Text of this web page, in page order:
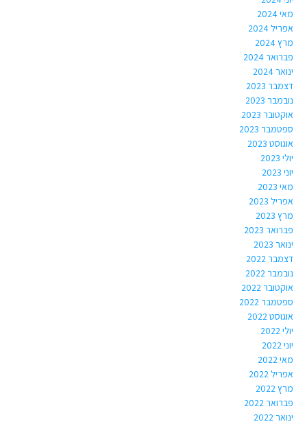
מאי 2024
אפריל 2024
מרץ 2024
פברואר 2024
ינואר 2024
דצמבר 2023
נובמבר 2023
אוקטובר 2023
ספטמבר 2023
אוגוסט 2023
יולי 2023
יוני 2023
מאי 2023
אפריל 2023
מרץ 2023
פברואר 2023
ינואר 2023
דצמבר 2022
נובמבר 2022
אוקטובר 2022
ספטמבר 2022
אוגוסט 2022
יולי 2022
יוני 2022
מאי 2022
אפריל 2022
מרץ 2022
פברואר 2022
ינואר 2022